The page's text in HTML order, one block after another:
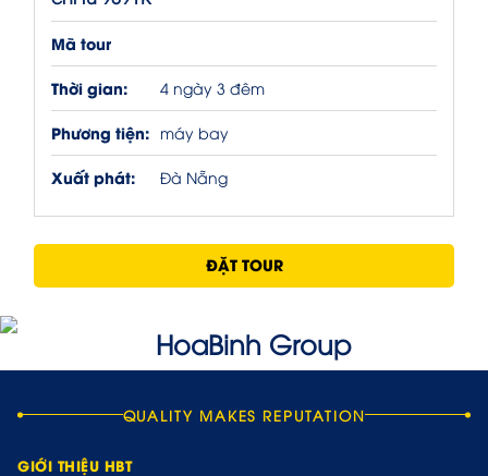
Mã tour
Thời gian:
4 ngày 3 đêm
Phương tiện: máy bay
Xuất phát: Đà Nẵng
ĐẶT TOUR
QUALITY MAKES REPUTATION
GIỚI THIỆU HBT